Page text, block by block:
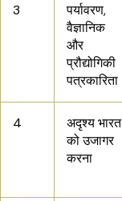
3
पर्यावरण,
वैज्ञानिक
और
प्रौद्योगिकी
पत्रकारिता
4
अदृश्य भारत
को उजागर
करना